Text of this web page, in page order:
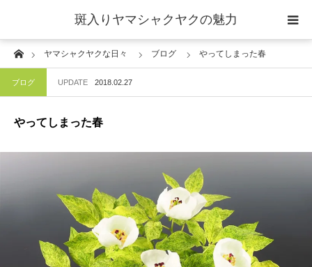
斑入りヤマシャクヤクの魅力
Homeヤマシャクヤクな日々 ブログ やってしまった春
ブログ UPDATE 2018.02.27
やってしまった春
当サイトについて
斑入りヤマシャクヤクの魅力 ギャラリー